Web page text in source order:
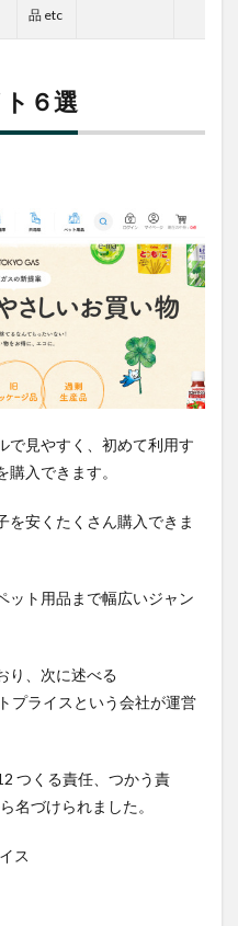
品 etc
６選
で見やすく、初めて利用す
入できます。
を安くたくさん購入できま
ット用品まで幅広いジャン
り、次に述べる
プライスという会社が運営
つくる責任、つかう責
名づけられました。
ス